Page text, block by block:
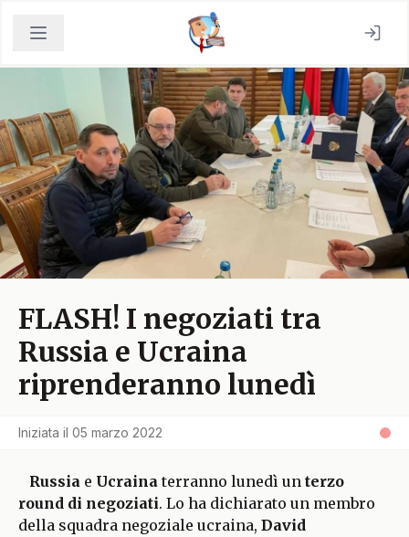
FLASH! I negoziati tra
Russia e Ucraina
riprenderanno lunedì
Iniziata il 05 marzo 2022
Russia e Ucraina terranno lunedì un terzo
round di negoziati. Lo ha dichiarato un membro
della squadra negoziale ucraina, David